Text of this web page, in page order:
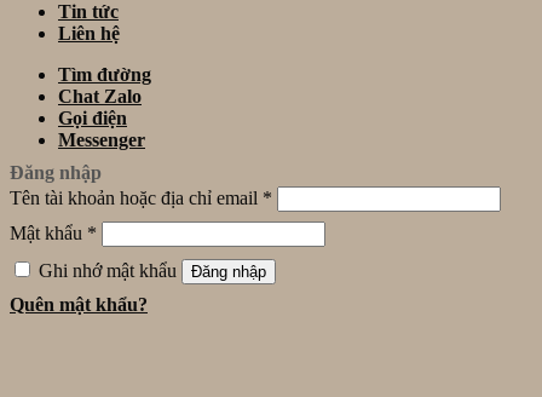
Tin tức
Liên hệ
Tìm đường
Chat Zalo
Gọi điện
Messenger
Đăng nhập
Tên tài khoản hoặc địa chỉ email *
Mật khẩu *
Ghi nhớ mật khẩu
Đăng nhập
Quên mật khẩu?